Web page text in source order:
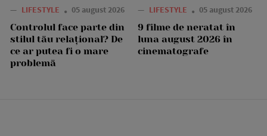
— LIFESTYLE 05 august 2026
Controlul face parte din
stilul tău relațional? De
ce ar putea fi o mare
problemă
— LIFESTYLE 05 august 2026
9 filme de neratat în
luna august 2026 în
cinematografe